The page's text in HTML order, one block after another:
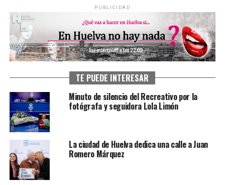
PUBLICIDAD
TE PUEDE INTERESAR
Minuto de silencio del Recreativo por la
fotógrafa y seguidora Lola Limón
La ciudad de Huelva dedica una calle a Juan
Romero Márquez